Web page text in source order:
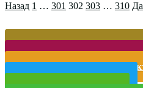
Назад 1 … 301 302 303 … 310
Запобігання домашньому
Міжнародна науково-